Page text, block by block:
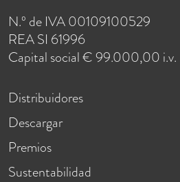
N.º de IVA 00109100529
REA SI 61996
Capital social € 99.000,00 i.v.
Distribuidores
Descargar
Premios
Sustentabilidad